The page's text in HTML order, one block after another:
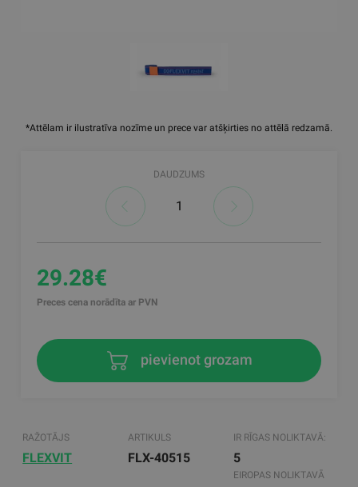
*Attēlam ir ilustratīva nozīme un prece var atšķirties no attēlā redzamā.
DAUDZUMS
29.28€
Preces cena norādīta ar PVN
pievienot grozam
RAŽOTĀJS
FLEXVIT
ARTIKULS
FLX-40515
IR RĪGAS NOLIKTAVĀ:
5
EIROPAS NOLIKTAVĀ